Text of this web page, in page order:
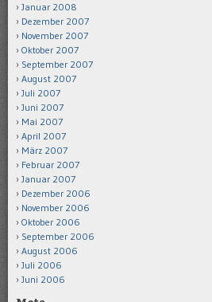
Januar 2008
Dezember 2007
November 2007
Oktober 2007
September 2007
August 2007
Juli 2007
Juni 2007
Mai 2007
April 2007
März 2007
Februar 2007
Januar 2007
Dezember 2006
November 2006
Oktober 2006
September 2006
August 2006
Juli 2006
Juni 2006